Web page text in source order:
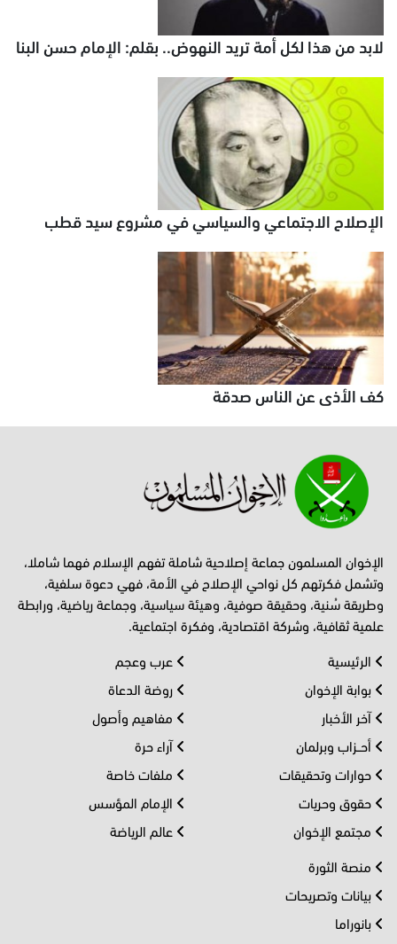
لابد من هذا لكل أمة تريد النهوض.. بقلم: الإمام حسن البنا
الإصلاح الاجتماعي والسياسي في مشروع سيد قطب
كف الأذى عن الناس صدقة
الإخوان المسلمون جماعة إصلاحية شاملة تفهم الإسلام فهما شاملا،
وتشمل فكرتهم كل نواحي الإصلاح في الأمة، فهي دعوة سلفية،
وطريقة سُنية، وحقيقة صوفية، وهيئة سياسية، وجماعة رياضية، ورابطة
علمية ثقافية، وشركة اقتصادية، وفكرة اجتماعية.
الرئيسية
بوابة الإخوان
آخر الأخبار
أحــزاب وبرلمان
حوارات وتحقيقات
حقوق وحريات
مجتمع الإخوان
عرب وعجم
روضة الدعاة
مفاهيم وأصول
آراء حرة
ملفات خاصة
الإمام المؤسس
عالم الرياضة
منصة الثورة
بيانات وتصريحات
بانوراما